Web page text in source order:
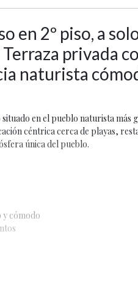
en 2º piso, a
privada
naturista
en el pueblo naturista más
céntrica cerca de playas,
única del pueblo.
cómodo